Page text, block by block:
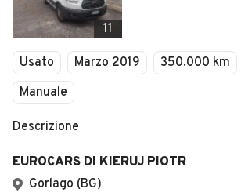
11
Usato Marzo 2019 350.000 km
Manuale
Descrizione
EUROCARS DI KIERUJ PIOTR
Gorlago (BG)